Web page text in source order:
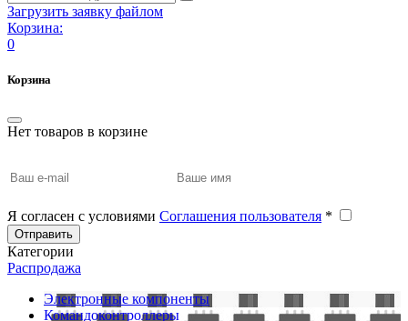
Загрузить заявку файлом
Корзина:
0
Корзина
Нет товаров в корзине
Я согласен с условиями Соглашения пользователя *
Отправить
Категории
Распродажа
Электронные компоненты
Командоконтроллеры